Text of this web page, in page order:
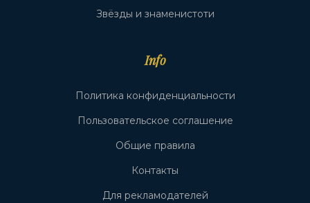
Звёзды и знаменистоти
Info
Политика конфиденциальности
Пользовательское соглашение
Общие правила
Контакты
Для рекламодателей